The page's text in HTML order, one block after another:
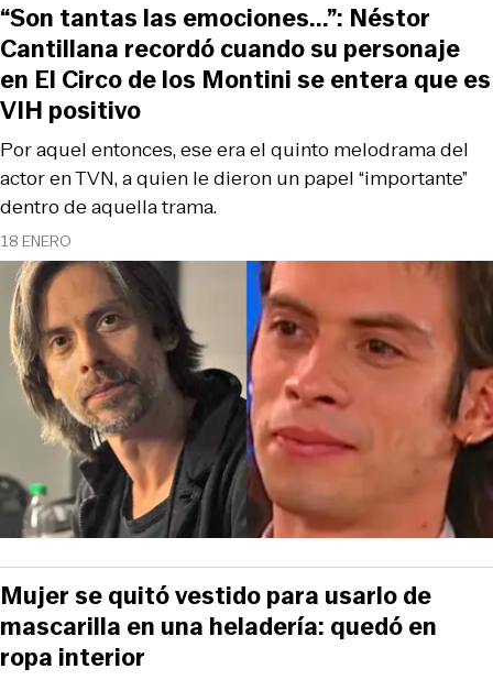
18 ENERO
Por aquel entonces, ese era el quinto melodrama del
actor en TVN, a quien le dieron un papel “importante”
dentro de aquella trama.
“Son tantas las emociones...”: Néstor
Cantillana recordó cuando su personaje
en El Circo de los Montini se entera que es
VIH positivo
Mujer se quitó vestido para usarlo de
mascarilla en una heladería: quedó en
ropa interior